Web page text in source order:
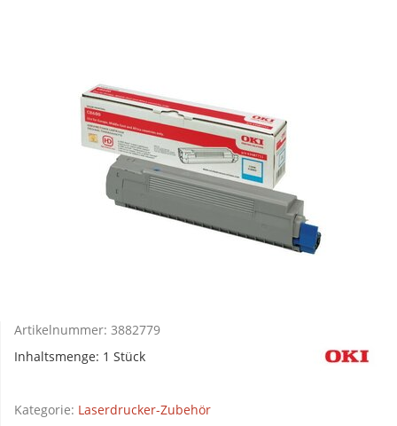
Artikelnummer: 3882779
Inhaltsmenge: 1 Stück
Kategorie: Laserdrucker-Zubehör